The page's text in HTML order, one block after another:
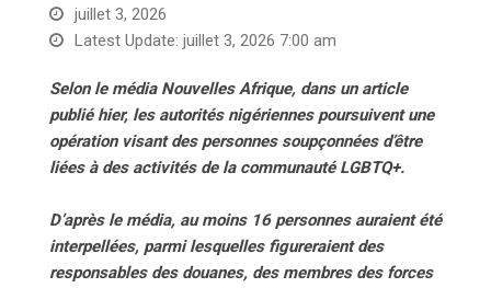
juillet 3, 2026
Latest Update: juillet 3, 2026 7:00 am
Selon le média Nouvelles Afrique, dans un article
publié hier, les autorités nigériennes poursuivent une
opération visant des personnes soupçonnées d’être
liées à des activités de la communauté LGBTQ+.
D’après le média, au moins 16 personnes auraient été
interpellées, parmi lesquelles figureraient des
responsables des douanes, des membres des forces